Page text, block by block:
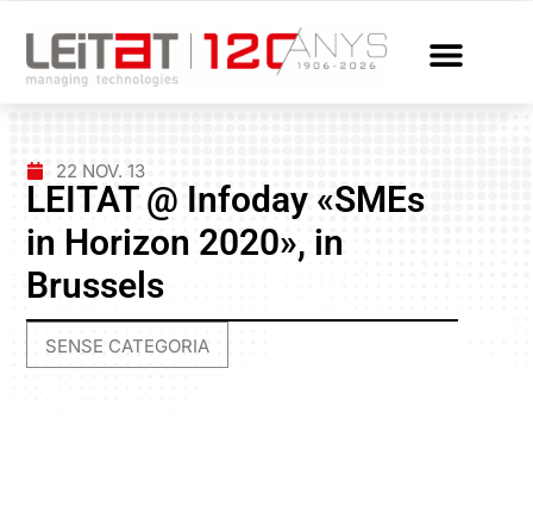
22 NOV. 13
LEITAT @ Infoday «SMEs
in Horizon 2020», in
Brussels
SENSE CATEGORIA